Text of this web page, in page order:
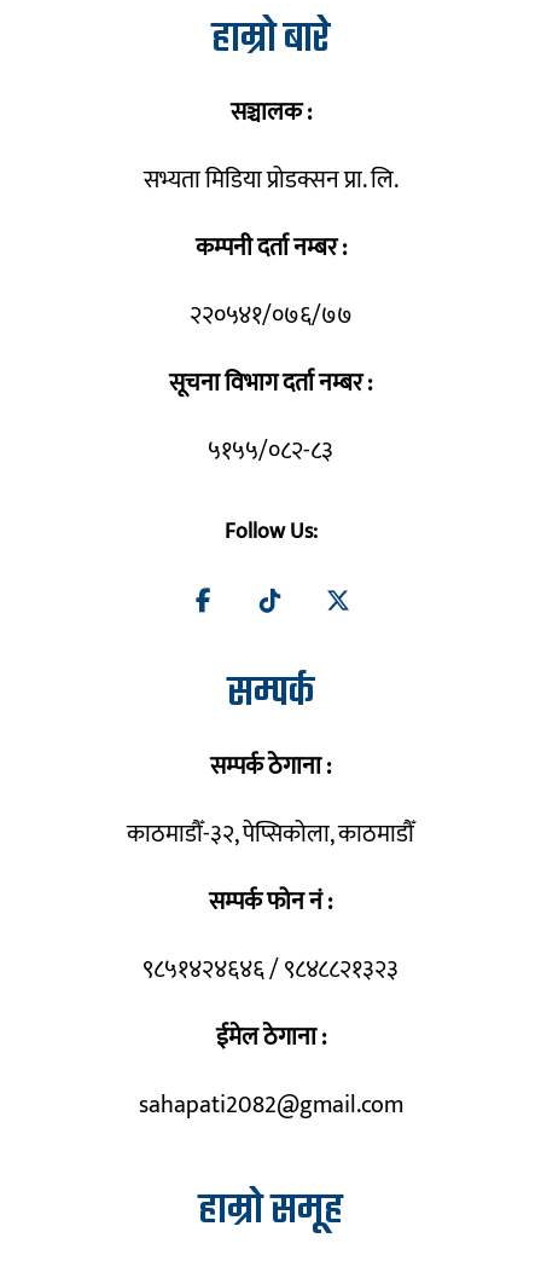
हाम्रो बारे
सञ्चालक :
सभ्यता मिडिया प्रोडक्सन प्रा. लि.
कम्पनी दर्ता नम्बर :
२२०५४१/०७६/७७
सूचना विभाग दर्ता नम्बर :
५१५५/०८२-८३
Follow Us:
सम्पर्क
सम्पर्क ठेगाना :
काठमाडौँ-३२, पेप्सिकोला, काठमाडौँ
सम्पर्क फोन नं :
९८५१४२४६४६ / ९८४८८२१३२३
ईमेल ठेगाना :
sahapati2082@gmail.com
हाम्रो समूह